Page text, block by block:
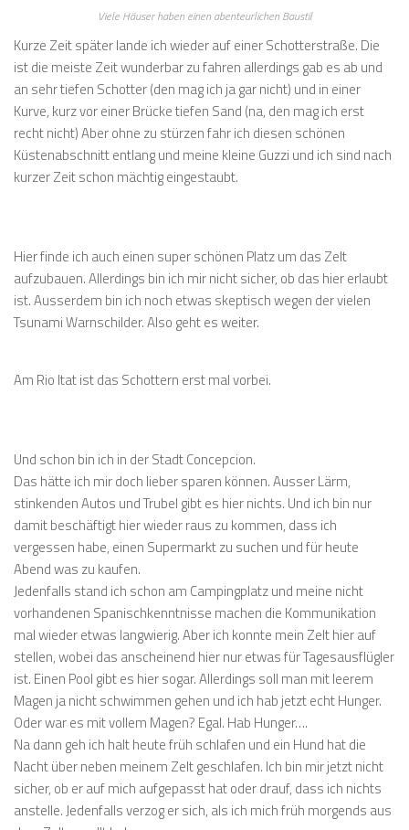
Viele Häuser haben einen abenteurlichen Baustil
Kurze Zeit später lande ich wieder auf einer Schotterstraße. Die
ist die meiste Zeit wunderbar zu fahren allerdings gab es ab und
an sehr tiefen Schotter (den mag ich ja gar nicht) und in einer
Kurve, kurz vor einer Brücke tiefen Sand (na, den mag ich erst
recht nicht) Aber ohne zu stürzen fahr ich diesen schönen
Küstenabschnitt entlang und meine kleine Guzzi und ich sind nach
kurzer Zeit schon mächtig eingestaubt.
Hier finde ich auch einen super schönen Platz um das Zelt
aufzubauen. Allerdings bin ich mir nicht sicher, ob das hier erlaubt
ist. Ausserdem bin ich noch etwas skeptisch wegen der vielen
Tsunami Warnschilder. Also geht es weiter.
Am Rio Itat ist das Schottern erst mal vorbei.
Und schon bin ich in der Stadt Concepcion.
Das hätte ich mir doch lieber sparen können. Ausser Lärm,
stinkenden Autos und Trubel gibt es hier nichts. Und ich bin nur
damit beschäftigt hier wieder raus zu kommen, dass ich
vergessen habe, einen Supermarkt zu suchen und für heute
Abend was zu kaufen.
Jedenfalls stand ich schon am Campingplatz und meine nicht
vorhandenen Spanischkenntnisse machen die Kommunikation
mal wieder etwas langwierig. Aber ich konnte mein Zelt hier auf
stellen, wobei das anscheinend hier nur etwas für Tagesausflügler
ist. Einen Pool gibt es hier sogar. Allerdings soll man mit leerem
Magen ja nicht schwimmen gehen und ich hab jetzt echt Hunger.
Oder war es mit vollem Magen? Egal. Hab Hunger….
Na dann geh ich halt heute früh schlafen und ein Hund hat die
Nacht über neben meinem Zelt geschlafen. Ich bin mir jetzt nicht
sicher, ob er auf mich aufgepasst hat oder drauf, dass ich nichts
anstelle. Jedenfalls verzog er sich, als ich mich früh morgends aus